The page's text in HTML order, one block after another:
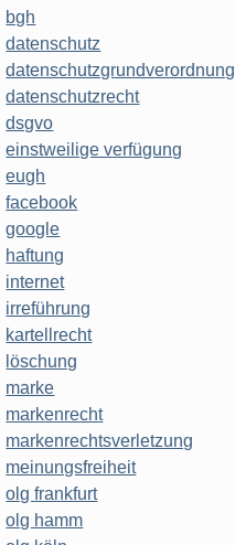
bgh
datenschutz
datenschutzgrundverordnung
datenschutzrecht
dsgvo
einstweilige verfügung
eugh
facebook
google
haftung
internet
irreführung
kartellrecht
löschung
marke
markenrecht
markenrechtsverletzung
meinungsfreiheit
olg frankfurt
olg hamm